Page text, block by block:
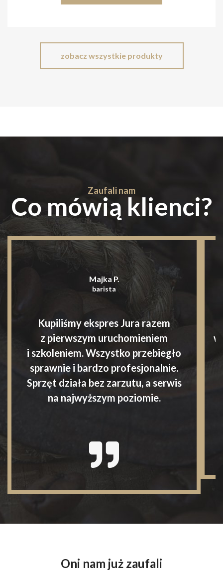
zobacz wszystkie produkty
Zaufali nam
Co mówią klienci?
Majka P.
barista
Kupiliśmy ekspres Jura razem
z pierwszym uruchomieniem
i szkoleniem. Wszystko przebiegło
sprawnie i bardzo profesjonalnie.
Sprzęt działa bez zarzutu, a serwis
na najwyższym poziomie.
w
Oni nam już zaufali